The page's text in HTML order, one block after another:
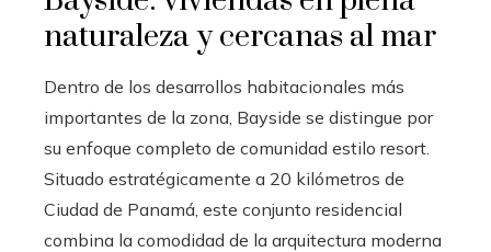
naturaleza y cercanas al mar
Dentro de los desarrollos habitacionales más
importantes de la zona, Bayside se distingue por
su enfoque completo de comunidad estilo resort.
Situado estratégicamente a 20 kilómetros de
Ciudad de Panamá, este conjunto residencial
combina la comodidad de la arquitectura moderna